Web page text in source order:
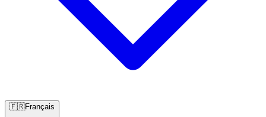
🇫🇷Français